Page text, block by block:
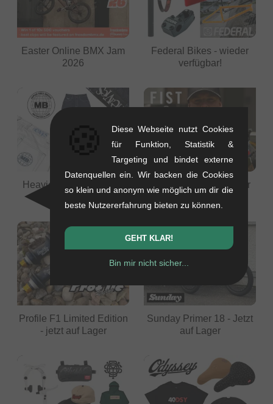
Easter Online BMX Jam
2026
Federal Bikes - wieder
verfügbar!
Heavies X Motobunka -
Fist Handwear Chapter
28 - jetzt auf Lager
Profile F1 Limited Edition
- jetzt auf Lager
Sunday Primer 18 - Jetzt
auf Lager
Diese Webseite nutzt Cookies
für Funktion, Statistik &
Targeting und bindet externe
Datenquellen ein. Wir backen die Cookies
so klein und anonym wie möglich um dir die
beste Nutzererfahrung bieten zu können.
GEHT KLAR!
Bin mir nicht sicher...